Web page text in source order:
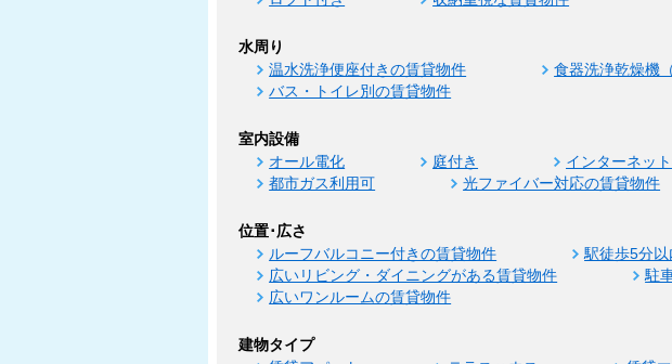
水周り
温水洗浄便座付きの賃貸物件 食器洗浄乾燥機
バス・トイレ別の賃貸物件
室内設備
オール電化 庭付き インターネッ
都市ガス利用可
光ファイバー対応の賃貸物件
位置･広さ
ルーフバルコニー付きの賃貸物件 駅徒歩5分
広いリビング・ダイニングがある賃貸物件
駐
広いワンルームの賃貸物件
建物タイプ